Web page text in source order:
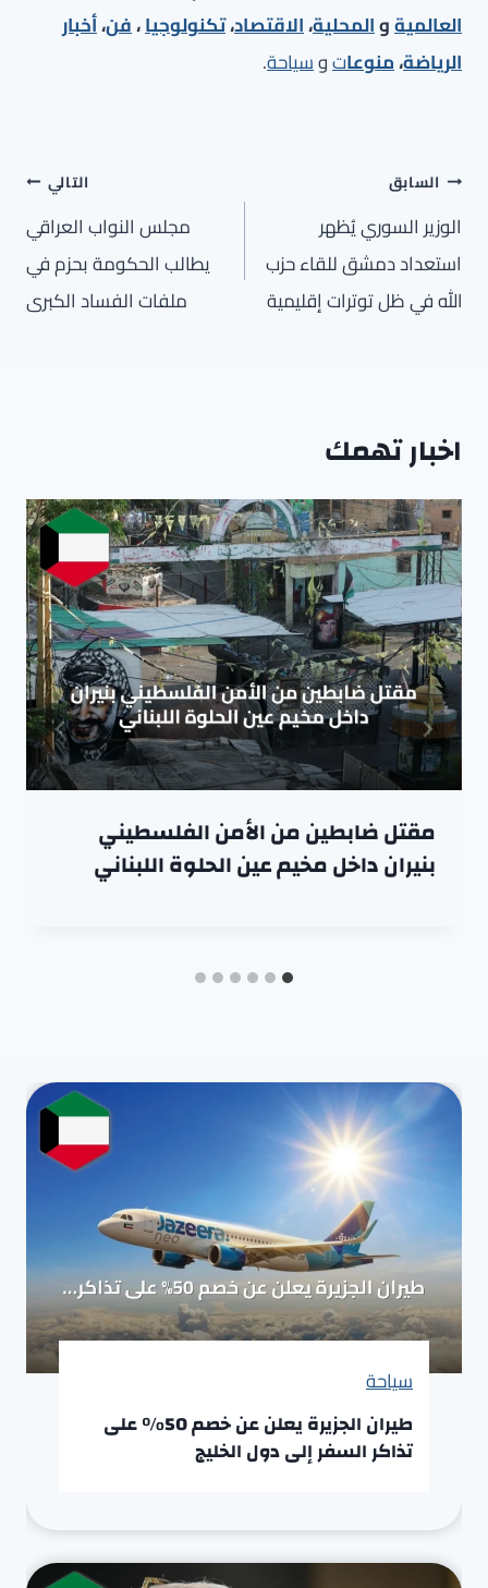
العالميةوالمحلية،الاقتصاد،تكنولوجيا،فن،أخبار
الرياضة،منوعاتوسياحة.
تصفّح
المقالات
السابق
الوزير السوري يُظهر
استعداد دمشق للقاء حزب
الله في ظل توترات إقليمية
التالي
مجلس النواب العراقي
يطالب الحكومة بحزم في
ملفات الفساد الكبرى
اخبار تهمك
مقتل ضابطين من الأمن الفلسطيني
بنيران داخل مخيم عين الحلوة اللبناني
سياحة
طيران الجزيرة يعلن عن خصم 50% على
تذاكر السفر إلى دول الخليج